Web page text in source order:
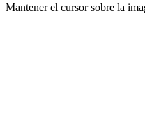
Mantener el cursor sobre la